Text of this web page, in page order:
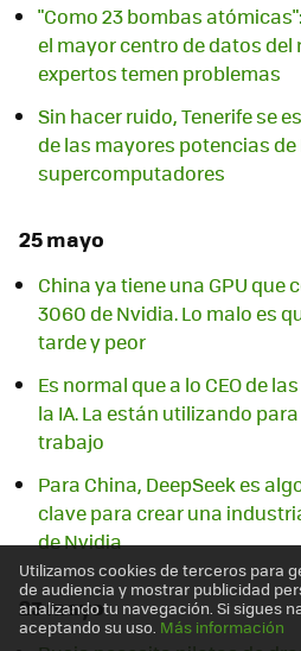
"Como 23 bombas
el mayor centro de datos
expertos temen problemas
Sin hacer ruido, Tenerife se
de las mayores potencias de
supercomputadores
25 mayo
China ya tiene una GPU que
3060 de Nvidia. Lo malo es
tarde y peor
Es normal que a lo CEO de
la IA. La están utilizando
trabajo
Para China, DeepSeek es
clave para crear una
de Nvidia
23 mayo
Utilizamos cookies de terceros para
de audiencia y mostrar publicidad
analizando tu navegación. Si sigues
aceptando su uso. Más información